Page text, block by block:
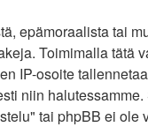
epämoraalista tai
Toimimalla tätä
IP-osoite
niin
tai phpBB ei